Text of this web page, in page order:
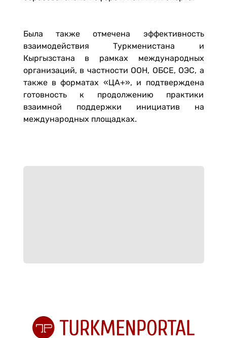
Была также отмечена эффективность
взаимодействия Туркменистана и
Кыргызстана в рамках международных
организаций, в частности ООН, ОБСЕ, ОЭС, а
также в форматах «ЦА+», и подтверждена
готовность к продолжению практики
взаимной поддержки инициатив на
международных площадках.